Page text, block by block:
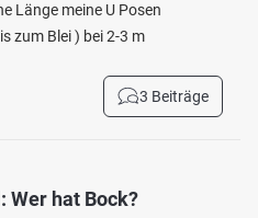
Länge meine U Posen
zum Blei ) bei 2-3 m
3 Beiträge
Wer hat Bock?